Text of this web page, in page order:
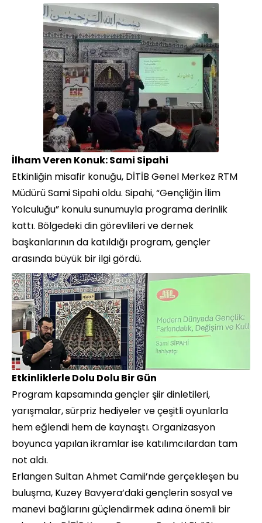
İlham Veren Konuk: Sami Sipahi
Etkinliğin misafir konuğu, DİTİB Genel Merkez RTM
Müdürü Sami Sipahi oldu. Sipahi, “Gençliğin İlim
Yolculuğu” konulu sunumuyla programa derinlik
kattı. Bölgedeki din görevlileri ve dernek
başkanlarının da katıldığı program, gençler
arasında büyük bir ilgi gördü.
Etkinliklerle Dolu Dolu Bir Gün
Program kapsamında gençler şiir dinletileri,
yarışmalar, sürpriz hediyeler ve çeşitli oyunlarla
hem eğlendi hem de kaynaştı. Organizasyon
boyunca yapılan ikramlar ise katılımcılardan tam
not aldı.
Erlangen Sultan Ahmet Camii’nde gerçekleşen bu
buluşma, Kuzey Bavyera’daki gençlerin sosyal ve
manevi bağlarını güçlendirmek adına önemli bir